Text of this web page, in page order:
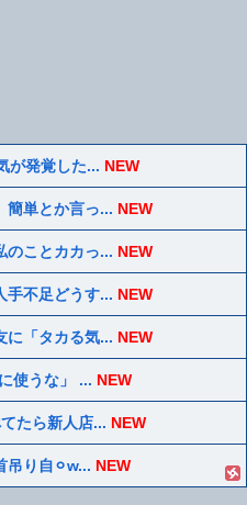
が発覚した... NEW
簡単とか言っ... NEW
のことカカっ... NEW
手不足どうす... NEW
に「タカる気... NEW
使うな」 ... NEW
たら新人店... NEW
吊り自⚪︎w... NEW